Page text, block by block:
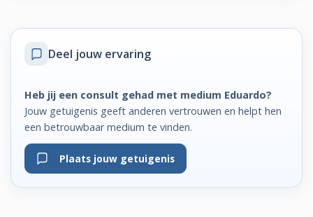
Deel jouw ervaring
Heb jij een consult gehad met medium Eduardo?
Jouw getuigenis geeft anderen vertrouwen en helpt hen
een betrouwbaar medium te vinden.
Plaats jouw getuigenis